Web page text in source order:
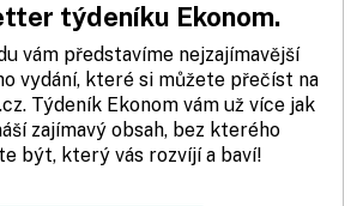
týdeníku Ekonom.
vám představíme nejzajímavější
vydání, které si můžete přečíst na
Týdeník Ekonom vám už více jak
zajímavý obsah, bez kterého
být, který vás rozvíjí a baví!